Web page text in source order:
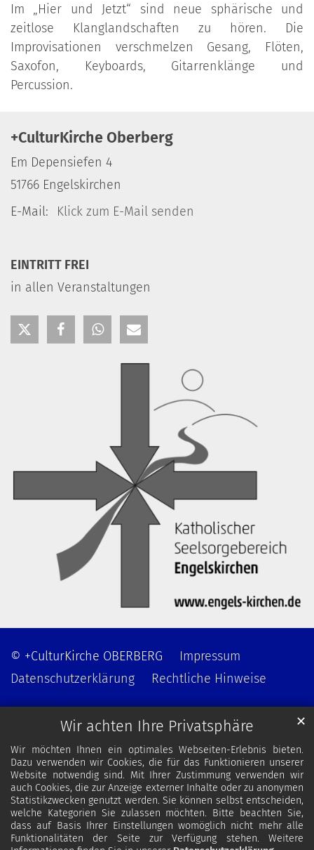
Wir achten Ihre Privatsphäre
Wir möchten Ihnen ein optimales Webseiten-Erlebnis bieten.
Dazu verwenden wir Cookies, die für das Funktionieren unserer
Website notwendig sind. Mit Ihrer Zustimmung verwenden wir
auch Cookies, die zur Anzeige externer Inhalte oder zu anonymen
Statistikzwecken genutzt werden. Sie können selbst entscheiden,
welche Kategorien Sie zulassen möchten. Bitte beachten Sie,
dass auf Basis Ihrer Einstellungen womöglich nicht mehr alle
Funktionalitäten der Seite zur Verfügung stehen. Weitere
✕
Im „Hier und Jetzt“ sind neue sphärische und
zeitlose Klanglandschaften zu hören. Die
Improvisationen verschmelzen Gesang, Flöten,
Saxofon, Keyboards, Gitarrenklänge und
Percussion.
+CulturKirche Oberberg
Em Depensiefen 4
51766 Engelskirchen
E-Mail:
Klick zum E-Mail senden
EINTRITT FREI
in allen Veranstaltungen
© +CulturKirche OBERBERG
Impressum
Datenschutzerklärung
Rechtliche Hinweise